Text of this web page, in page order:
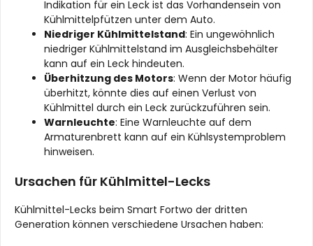
Indikation für ein Leck ist das Vorhandensein von
Kühlmittelpfützen unter dem Auto.
Niedriger Kühlmittelstand: Ein ungewöhnlich
niedriger Kühlmittelstand im Ausgleichsbehälter
kann auf ein Leck hindeuten.
Überhitzung des Motors: Wenn der Motor häufig
überhitzt, könnte dies auf einen Verlust von
Kühlmittel durch ein Leck zurückzuführen sein.
Warnleuchte: Eine Warnleuchte auf dem
Armaturenbrett kann auf ein Kühlsystemproblem
hinweisen.
Ursachen für Kühlmittel-Lecks
Kühlmittel-Lecks beim Smart Fortwo der dritten
Generation können verschiedene Ursachen haben: